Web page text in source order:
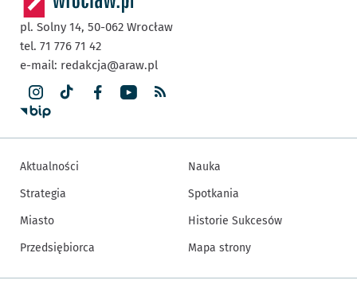
pl. Solny 14, 50-062 Wrocław
tel. 71 776 71 42
e-mail: redakcja@araw.pl
Aktualności
Strategia
Miasto
Przedsiębiorca
Nauka
Spotkania
Historie Sukcesów
Mapa strony